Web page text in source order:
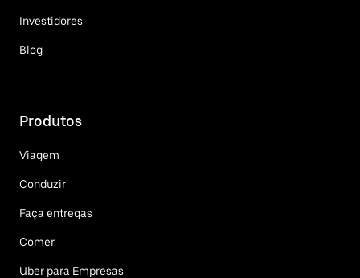
Investidores
Blog
Produtos
Viagem
Conduzir
Faça entregas
Comer
Uber para Empresas